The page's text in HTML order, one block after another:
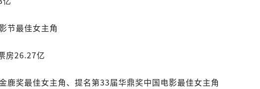
节最佳女主角
房26.27亿
鹿奖最佳女主角、提名第33届华鼎奖中国电影最佳女主角